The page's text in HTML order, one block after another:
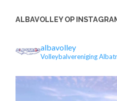
ALBAVOLLEY OP
albavolley
Volleybalvereniging